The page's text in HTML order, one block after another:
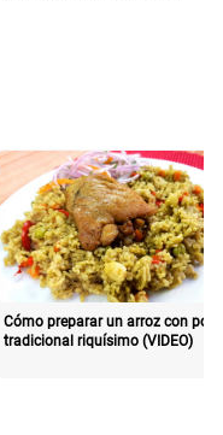
Cómo preparar un arroz con pollo
tradicional riquísimo (VIDEO)